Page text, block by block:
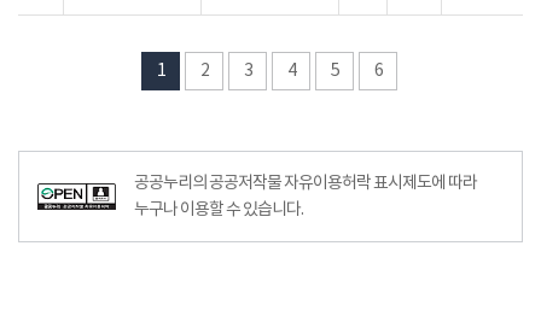
1 2 3 4 5 6
공공누리의 공공저작물 자유이용허락 표시제도에 따라
누구나 이용할 수 있습니다.